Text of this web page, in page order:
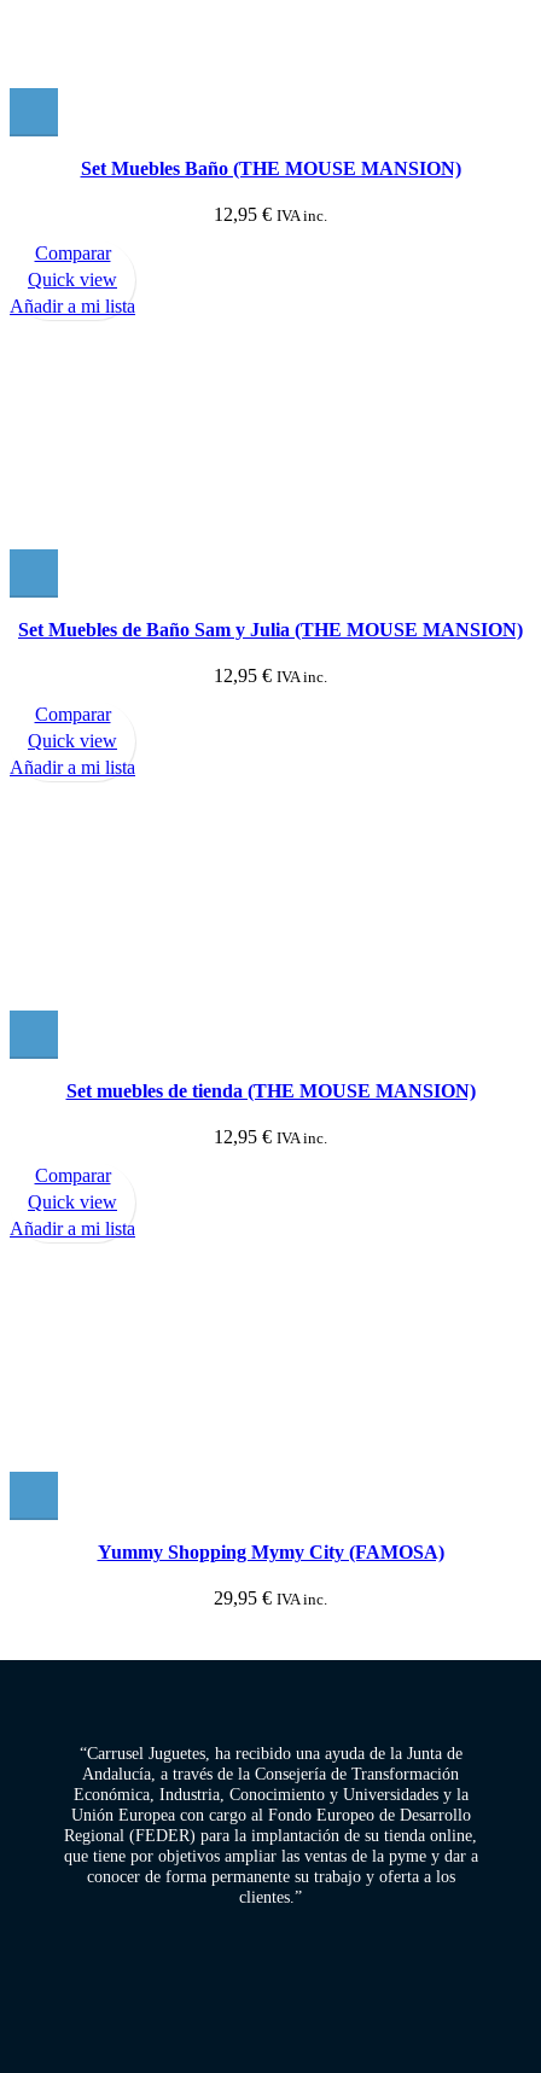
Set Muebles Baño (THE MOUSE MANSION)
12,95 € IVA inc.
Comparar
Quick view
Añadir a mi lista
Set Muebles de Baño Sam y Julia (THE MOUSE MANSION)
12,95 € IVA inc.
Comparar
Quick view
Añadir a mi lista
Set muebles de tienda (THE MOUSE MANSION)
12,95 € IVA inc.
Comparar
Quick view
Añadir a mi lista
Yummy Shopping Mymy City (FAMOSA)
29,95 € IVA inc.
“Carrusel Juguetes, ha recibido una ayuda de la Junta de
Andalucía, a través de la Consejería de Transformación
Económica, Industria, Conocimiento y Universidades y la
Unión Europea con cargo al Fondo Europeo de Desarrollo
Regional (FEDER) para la implantación de su tienda online,
que tiene por objetivos ampliar las ventas de la pyme y dar a
conocer de forma permanente su trabajo y oferta a los
clientes.”